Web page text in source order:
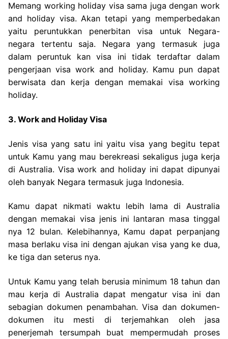
Memang working holiday visa sama juga dengan work
and holiday visa. Akan tetapi yang memperbedakan
yaitu peruntukkan penerbitan visa untuk Negara-
negara tertentu saja. Negara yang termasuk juga
dalam peruntuk kan visa ini tidak terdaftar dalam
pengerjaan visa work and holiday. Kamu pun dapat
berwisata dan kerja dengan memakai visa working
holiday.
3. Work and Holiday Visa
Jenis visa yang satu ini yaitu visa yang begitu tepat
untuk Kamu yang mau berekreasi sekaligus juga kerja
di Australia. Visa work and holiday ini dapat dipunyai
oleh banyak Negara termasuk juga Indonesia.
Kamu dapat nikmati waktu lebih lama di Australia
dengan memakai visa jenis ini lantaran masa tinggal
nya 12 bulan. Kelebihannya, Kamu dapat perpanjang
masa berlaku visa ini dengan ajukan visa yang ke dua,
ke tiga dan seterus nya.
Untuk Kamu yang telah berusia minimum 18 tahun dan
mau kerja di Australia dapat mengatur visa ini dan
sebagian dokumen penambahan. Visa dan dokumen-
dokumen itu mesti di terjemahkan oleh jasa
penerjemah tersumpah buat mempermudah proses